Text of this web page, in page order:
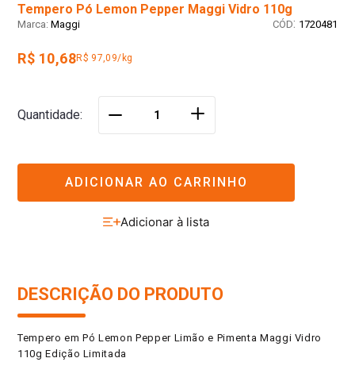
Tempero Pó Lemon Pepper Maggi Vidro 110g
Maggi : 1720481
R$ 10,68R$ 97,09/kg
Quantidade ＋
ADICIONAR AO CARRINHO
DESCRIÇÃO DO PRODUTO
Tempero em Pó Lemon Pepper Limão e Pimenta Maggi Vidro
110g Edição Limitada